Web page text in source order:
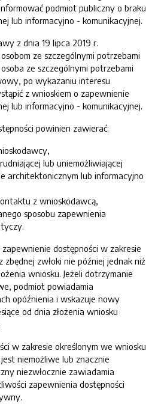
podmiot publiczny o braku
lub informacyjno - komunikacyjnej.
z dnia 19 lipca 2019 r.
ze szczególnymi potrzebami
ze szczególnymi potrzebami
po wykazaniu interesu
z wnioskiem o zapewnienie
lub informacyjno - komunikacyjnej.
powinien zawierać:
lub uniemożliwiającej
architektonicznym lub informacyjno
z wnioskodawcą,
sposobu zapewnienia
dostępności w zakresie
zwłoki nie później jednak niż
wniosku. Jeżeli dotrzymanie
podmiot powiadamia
opóźnienia i wskazuje nowy
od dnia złożenia wniosku
w zakresie określonym we wniosku
niemożliwe lub znacznie
niezwłocznie zawiadamia
zapewnienia dostępności